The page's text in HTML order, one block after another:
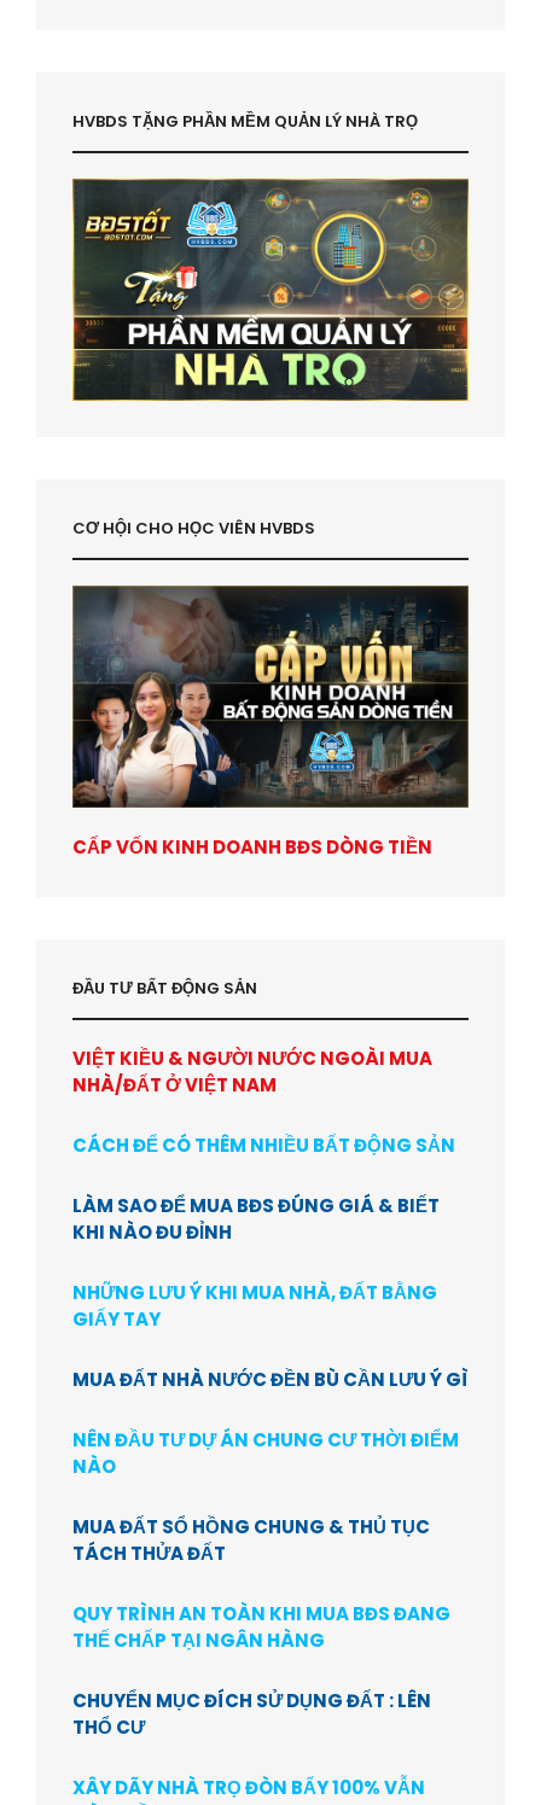
HVBDS TẶNG PHẦN MỀM QUẢN LÝ NHÀ TRỌ
CƠ HỘI CHO HỌC VIÊN HVBDS
CẤP VỐN KINH DOANH BĐS DÒNG TIỀN
ĐẦU TƯ BẤT ĐỘNG SẢN
VIỆT KIỀU & NGƯỜI NƯỚC NGOÀI MUA
NHÀ/ĐẤT Ở VIỆT NAM
CÁCH ĐỂ CÓ THÊM NHIỀU BẤT ĐỘNG SẢN
LÀM SAO ĐỂ MUA BĐS ĐÚNG GIÁ & BIẾT
KHI NÀO ĐU ĐỈNH
NHỮNG LƯU Ý KHI MUA NHÀ, ĐẤT BẰNG
GIẤY TAY
MUA ĐẤT NHÀ NƯỚC ĐỀN BÙ CẦN LƯU Ý GÌ
NÊN ĐẦU TƯ DỰ ÁN CHUNG CƯ THỜI ĐIỂM
NÀO
MUA ĐẤT SỔ HỒNG CHUNG & THỦ TỤC
TÁCH THỬA ĐẤT
QUY TRÌNH AN TOÀN KHI MUA BĐS ĐANG
THẾ CHẤP TẠI NGÂN HÀNG
CHUYỂN MỤC ĐÍCH SỬ DỤNG ĐẤT : LÊN
THỔ CƯ
XÂY DÃY NHÀ TRỌ ĐÒN BẨY 100% VẪN